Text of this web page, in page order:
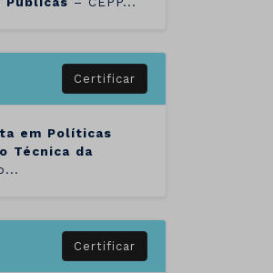
Certificar
em Políticas
Técnica da
Certificar